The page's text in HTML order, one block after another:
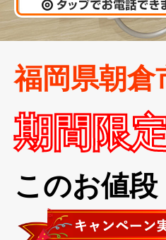
福岡県朝
期間限
このお値段